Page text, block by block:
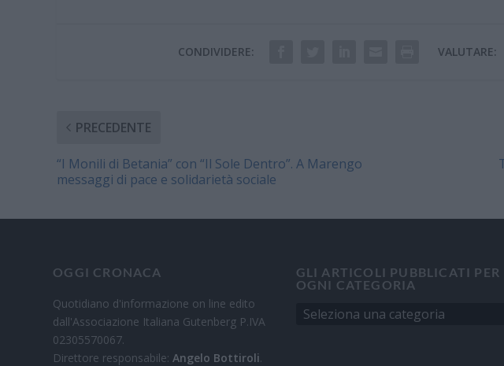
CONDIVIDERE: VALUTARE:
PRECEDENTE
“I Monili di Betania” con “Il Sole Dentro”. A Marengo
messaggi di pace e solidarietà sociale
OGGI CRONACA
Quotidiano d'informazione on line edito
dall'Associazione Italiana Gutenberg P.IVA
02305570067.
Direttore responsabile:Angelo Bottiroli.
GLI ARTICOLI PUBBLICATI PER
OGNI CATEGORIA